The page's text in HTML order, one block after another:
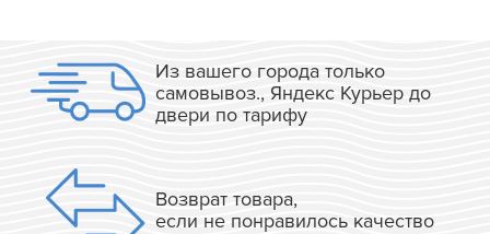
Из вашего города только
самовывоз., Яндекс Курьер до
двери по тарифу
Возврат товара,
если не понравилось качество